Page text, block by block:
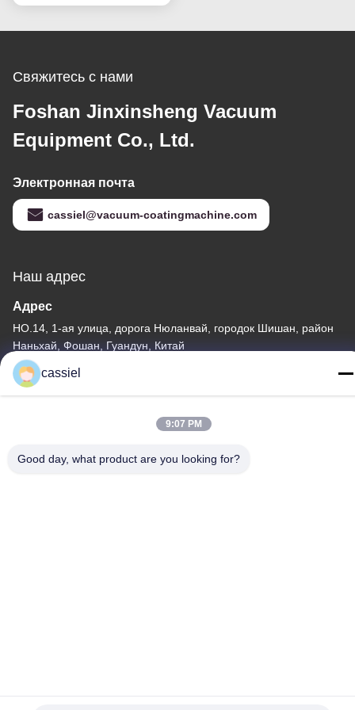
размера физическая
Свяжитесь с нами
Foshan Jinxinsheng Vacuum
Equipment Co., Ltd.
Электронная почта
cassiel@vacuum-coatingmachine.com
Наш адрес
Адрес
НО.14, 1-ая улица, дорога Нюланвай, городок Шишан, район
Наньхай, Фошан, Гуандун, Китай
Телефон
86-139-2915-0962
cassiel
9:07 PM
Good day, what product are you looking for?